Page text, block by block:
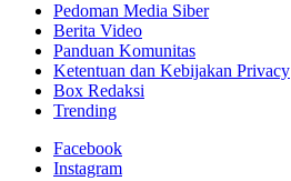
Pedoman Media Siber
Berita Video
Panduan Komunitas
Ketentuan dan Kebijakan Privacy
Box Redaksi
Trending
Facebook
Instagram